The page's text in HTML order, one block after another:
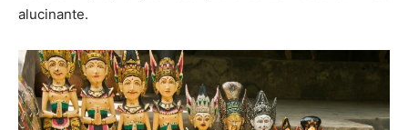
alucinante.